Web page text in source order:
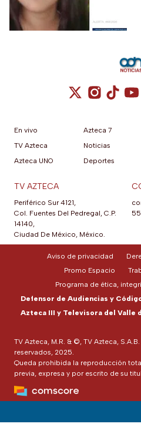
Cuenta de X
Cuenta
En vivo
TV Azteca
Azteca UNO
Azteca 7
Noticias
Deportes
TV AZTECA
Periférico Sur 4121,
Col. Fuentes Del Pedregal, C.P.
14140,
Ciudad De México, México.
55
TV Azteca, M.R. & ©, TV Azteca,
reservados, 2025.
Queda prohibida la reproducción
previa, expresa y por escrito de su
Aviso de privacidad
Promo Espacio
Programa de ética,
Defensor de Audiencias y
Azteca III y Televisora del Valle